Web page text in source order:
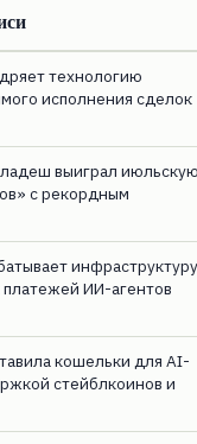
технологию
исполнения сделок
выиграл июльскую
с рекордным
инфраструктуру
ИИ-агентов
кошельки для AI-
стейблкоинов и